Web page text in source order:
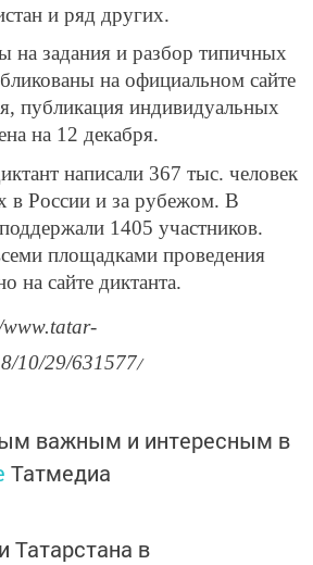
и ряд других.
на задания и разбор типичных
на официальном сайте
публикация индивидуальных
на 12 декабря.
написали 367 тыс. человек
в России и за рубежом. В
1405 участников.
площадками проведения
на сайте диктанта.
10/29/631577/
важным и интересным в
Татмедиа
Татарстана в